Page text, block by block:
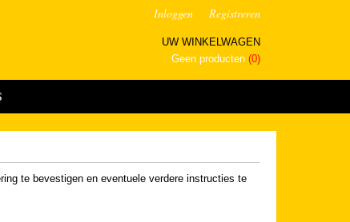
Inloggen Registreren
UW WINKELWAGEN
Geen producten (0)
te bevestigen en eventuele verdere instructies te